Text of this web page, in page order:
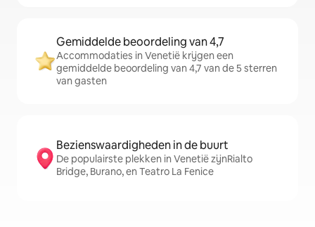
Gemiddelde beoordeling van 4,7
Accommodaties in Venetië krijgen een
gemiddelde beoordeling van 4,7 van de 5 sterren
van gasten
Bezienswaardigheden in de buurt
De populairste plekken in Venetië zijnRialto
Bridge, Burano, en Teatro La Fenice